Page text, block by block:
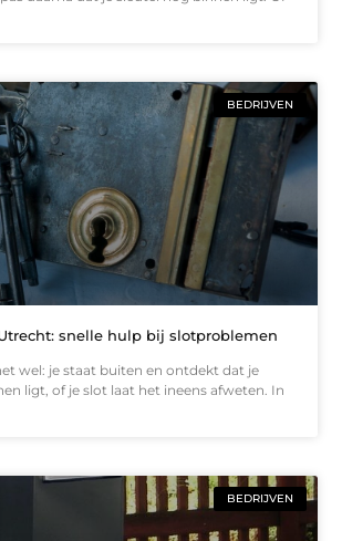
BEDRIJVEN
snelle hulp bij slotproblemen
wel: je staat buiten en ontdekt dat je
ligt, of je slot laat het ineens afweten. In
BEDRIJVEN